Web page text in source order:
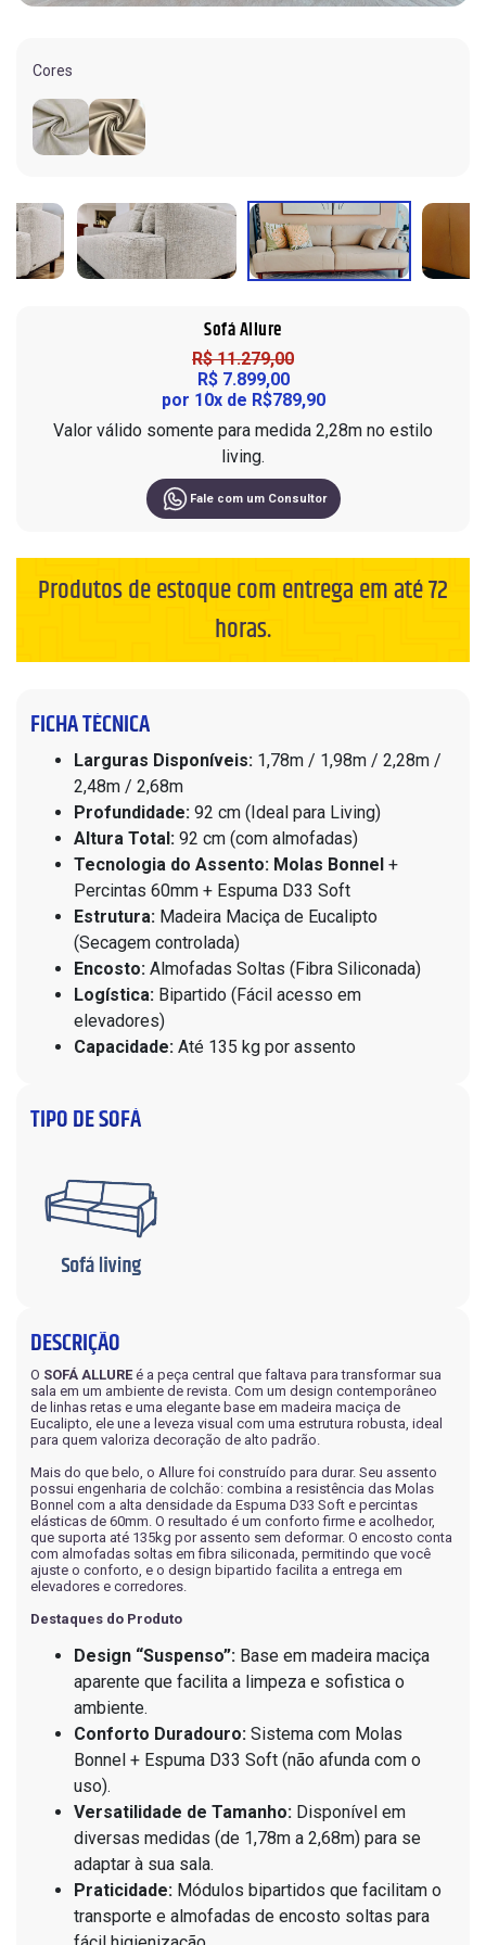
Sofá com Chaise
Sofá Automatizado
Ripados
Roupeiros
Modulados
Complementos
Cômodas
Cristaleiras
Buffet
Mesas de Centro e Laterais
Home Office
Mesa de Escritório
Complementos
Compre peloWhatsApp
Cores
Sofá Allure
R$ 11.279,00
R$ 7.899,00
por 10x de R$789,90
Valor válido somente para medida 2,28m no estilo
living.
Fale com um Consultor
Produtos de estoque com entrega em até 72
horas.
FICHA TÉCNICA
Larguras Disponíveis: 1,78m / 1,98m / 2,28m /
2,48m / 2,68m
Profundidade: 92 cm (Ideal para Living)
Altura Total: 92 cm (com almofadas)
Tecnologia do Assento: Molas Bonnel +
Percintas 60mm + Espuma D33 Soft
Estrutura: Madeira Maciça de Eucalipto
(Secagem controlada)
Encosto: Almofadas Soltas (Fibra Siliconada)
Logística: Bipartido (Fácil acesso em
elevadores)
Capacidade: Até 135 kg por assento
TIPO DE SOFÁ
DESCRIÇÃO
O SOFÁ ALLUREé a peça central que faltava para transformar sua
sala em um ambiente de revista. Com um design contemporâneo
de linhas retas e uma elegante base em madeira maciça de
Eucalipto, ele une a leveza visual com uma estrutura robusta, ideal
para quem valoriza decoração de alto padrão.
Mais do que belo, o Allure foi construído para durar. Seu assento
possui engenharia de colchão: combina a resistência das Molas
Bonnel com a alta densidade da Espuma D33 Soft e percintas
elásticas de 60mm. O resultado é um conforto firme e acolhedor,
que suporta até 135kg por assento sem deformar. O encosto conta
com almofadas soltas em fibra siliconada, permitindo que você
ajuste o conforto, e o design bipartido facilita a entrega em
elevadores e corredores.
Destaques do Produto
Design “Suspenso”: Base em madeira maciça
aparente que facilita a limpeza e sofistica o
ambiente.
Conforto Duradouro: Sistema com Molas
Bonnel + Espuma D33 Soft (não afunda com o
uso).
Versatilidade de Tamanho: Disponível em
diversas medidas (de 1,78m a 2,68m) para se
adaptar à sua sala.
Praticidade: Módulos bipartidos que facilitam o
transporte e almofadas de encosto soltas para